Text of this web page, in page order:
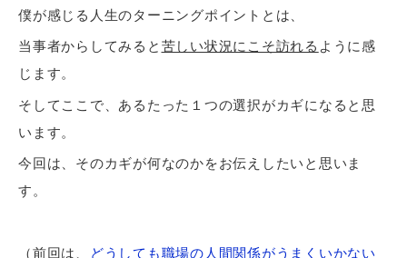
僕が感じる人生のターニングポイントとは、
当事者からしてみると 苦しい状況にこそ訪れる ように感
じます。
そしてここで、あるたった１つの選択がカギになると思
います。
今回は、そのカギが何なのかをお伝えしたいと思いま
す。
（前回は、
どうしても職場の人間関係がうまくいかない